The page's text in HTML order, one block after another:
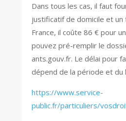
Dans tous les cas, il faut
justificatif de domicile et un
France, il coûte 86 €pour
pouvez pré-remplir le
ants.gouv.fr. Le délai pour
dépend de la période et du
https://www.service-
public.fr/particuliers/